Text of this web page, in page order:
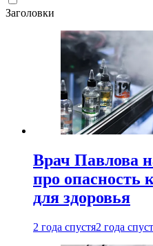
Заголовки
Врач Павлова
про опасность
для здоровья
2 года спустя2 года